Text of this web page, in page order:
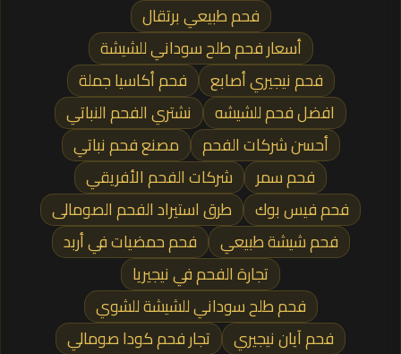
فحم طبيعي برتقال
أسعار فحم طلح سوداني للشيشة
فحم نيجيري أصابع
فحم أكاسيا جملة
افضل فحم للشيشه
نشتري الفحم النباتي
أحسن شركات الفحم
مصنع فحم نباتي
فحم سمر
شركات الفحم الأفريقي
فحم فيس بوك
طرق استيراد الفحم الصومالى
فحم شيشة طبيعي
فحم حمضيات في أربد
تجارة الفحم في نيجيريا
فحم طلح سوداني للشيشة للشوي
فحم آيان نيجيري
تجار فحم كودا صومالي